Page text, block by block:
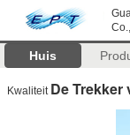
Huis
Kwaliteit De Trekker